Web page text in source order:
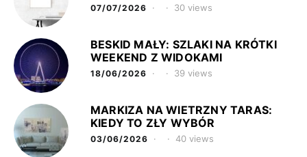
07/07/2026 30 views
BESKID MAŁY: SZLAKI NA KRÓTKI
WEEKEND Z WIDOKAMI
18/06/2026 39 views
MARKIZA NA WIETRZNY TARAS:
KIEDY TO ZŁY WYBÓR
03/06/2026 40 views